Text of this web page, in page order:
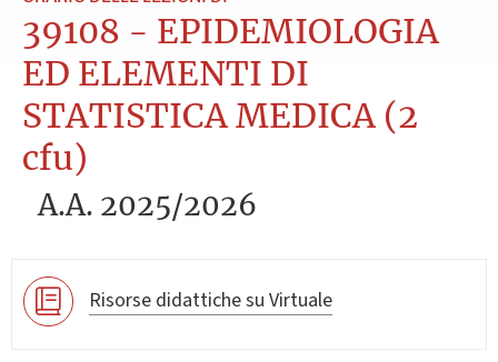
39108 - EPIDEMIOLOGIA
ED ELEMENTI DI
STATISTICA MEDICA (2
cfu)
A.A. 2025/2026
Risorse didattiche su Virtuale